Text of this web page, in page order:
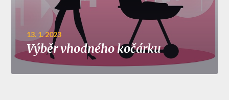
13. 1. 2023
Výběr vhodného kočárku